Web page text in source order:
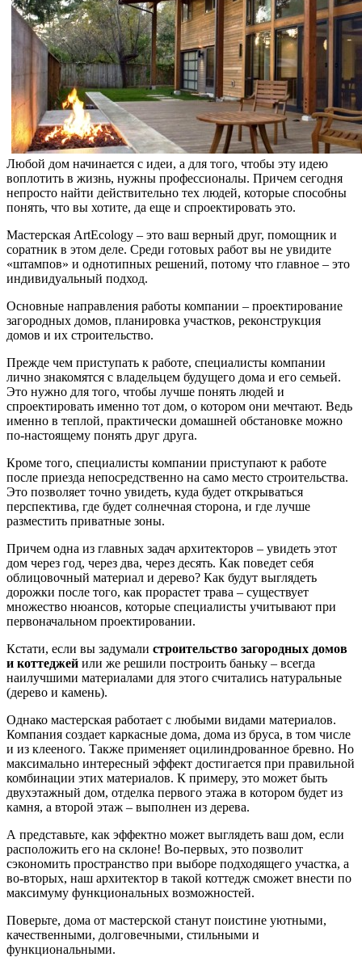
Любой дом начинается с идеи, а для того, чтобы эту идею
воплотить в жизнь, нужны профессионалы. Причем сегодня
непросто найти действительно тех людей, которые способны
понять, что вы хотите, да еще и спроектировать это.
Мастерская ArtEcology – это ваш верный друг, помощник и
соратник в этом деле. Среди готовых работ вы не увидите
«штампов» и однотипных решений, потому что главное – это
индивидуальный подход.
Основные направления работы компании – проектирование
загородных домов, планировка участков, реконструкция
домов и их строительство.
Прежде чем приступать к работе, специалисты компании
лично знакомятся с владельцем будущего дома и его семьей.
Это нужно для того, чтобы лучше понять людей и
спроектировать именно тот дом, о котором они мечтают. Ведь
именно в теплой, практически домашней обстановке можно
по-настоящему понять друг друга.
Кроме того, специалисты компании приступают к работе
после приезда непосредственно на само место строительства.
Это позволяет точно увидеть, куда будет открываться
перспектива, где будет солнечная сторона, и где лучше
разместить приватные зоны.
Причем одна из главных задач архитекторов – увидеть этот
дом через год, через два, через десять. Как поведет себя
облицовочный материал и дерево? Как будут выглядеть
дорожки после того, как прорастет трава – существует
множество нюансов, которые специалисты учитывают при
первоначальном проектировании.
Кстати, если вы задумали строительство загородных домов
и коттеджей или же решили построить баньку – всегда
наилучшими материалами для этого считались натуральные
(дерево и камень).
Однако мастерская работает с любыми видами материалов.
Компания создает каркасные дома, дома из бруса, в том числе
и из клееного. Также применяет оцилиндрованное бревно. Но
максимально интересный эффект достигается при правильной
комбинации этих материалов. К примеру, это может быть
двухэтажный дом, отделка первого этажа в котором будет из
камня, а второй этаж – выполнен из дерева.
А представьте, как эффектно может выглядеть ваш дом, если
расположить его на склоне! Во-первых, это позволит
сэкономить пространство при выборе подходящего участка, а
во-вторых, наш архитектор в такой коттедж сможет внести по
максимуму функциональных возможностей.
Поверьте, дома от мастерской станут поистине уютными,
качественными, долговечными, стильными и
функциональными.